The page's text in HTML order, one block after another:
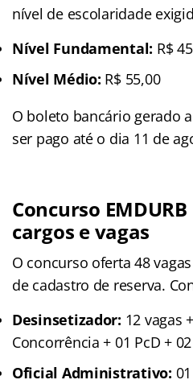
nível de escolaridade
Nível Fundamental: R$
Nível Médio: R$ 55,00
O boleto bancário gerado
ser pago até o dia 11 de
Concurso
cargos e vagas
O concurso oferta 48
de cadastro de reserva.
Desinsetizador: 12 vagas
Concorrência + 01 PcD +
Oficial Administrativo: